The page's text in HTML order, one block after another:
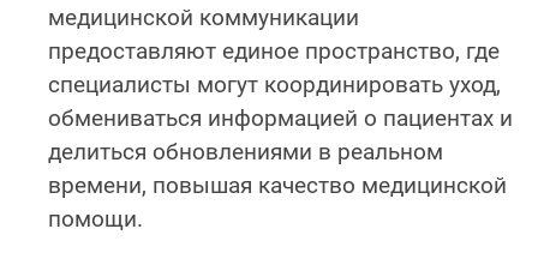
медицинской коммуникации
предоставляют единое пространство, где
специалисты могут координировать уход,
обмениваться информацией о пациентах и
делиться обновлениями в реальном
времени, повышая качество медицинской
помощи.